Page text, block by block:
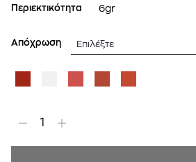
Περιεκτικότητα 6gr
Απόχρωση Επιλέξτε
1